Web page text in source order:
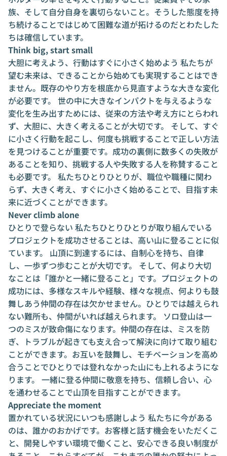
族、そして自分自身を裏切らないこと。そうした態度を持
ち続けることではじめて困難な道が拓けるのだとわたした
ちは確信しています。
Think big, start small
大胆に考えよう、行動はすぐに小さく始めよう 私たちが
望む未来は、できることから始めても実現することはでき
ません。既存のやり方を根底から見直すような大きな変化
が必要です。 世の中に大きなインパクトを与えるような
変化を生み出すためには、従来の方法や考え方にとらわれ
ず、大胆に、大きく考えることが大切です。 そして、すぐ
に小さく行動を起こし、何度も挑戦することで正しい方法
を見つけることが重要です。成功の裏側に数多くの失敗が
あることを知り、挑戦する人や失敗する人を称賛すること
も必要です。 私たちひとりひとりが、職位や職種に関わ
らず、大きく考え、すぐに小さく始めることで、目指す未
来に近づくことができます。
Never climb alone
ひとりで登らない 私たちひとりひとりが取り組んでいる
プロジェクトを成功させることは、高い山に登ることに似
ています。 山頂に到達するには、自制心を持ち、自律
し、一歩ずつ歩むことが大切です。 そして、何より大切
なことは「誰かと一緒に登ること」です。プロジェクトの
成功には、多様なスキルや経験、様々な視点、何よりも鼓
舞しあう仲間の存在は欠かせません。ひとりでは越えられ
ない難所も、仲間がいれば越えられます。 ソロ登山は一
つのミスが致命傷になります。仲間の存在は、ミスを防
ぎ、トラブルが起きても支え合って解決に向けて取り組む
ことができます。お互いを鼓舞し、モチベーションを高め
合うことでひとりでは登れなかった山にも上れるようにな
ります。 一緒に登る仲間に敬意を持ち、信頼し合い、心
を通わせることで山頂を目指すことができます。
Appreciate the moment
置かれている状況にいつも感謝しよう 私たちに今がある
のは、誰かのおかげです。お客様と話す機会をいただくこ
と、開発しやすい環境で働くこと、安心できる良い制度が